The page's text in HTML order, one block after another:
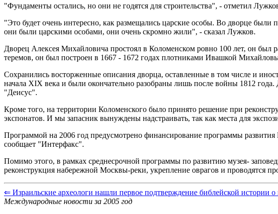
"Фундаменты остались, но они не годятся для строительства", - отметил
"Это будет очень интересно, как размещались царские особы. Во дворце
они были царскими особами, они очень скромно жили", - сказал Лужков.
Дворец Алексея Михайловича простоял в Коломенском ровно 100 лет, он был
теремов, он был построен в 1667 - 1672 годах плотниками Ивашкой
Сохранились восторженные описания дворца, оставленные в том числе и
начала XIX века и были окончательно разобраны лишь после войны 1812
"Деисус".
Кроме того, на территории Коломенского было принято решение при
экспонатов. И мы запасник вынуждены надстраивать, так как места для
Программой на 2006 год предусмотрено финансирование программы
сообщает "Интерфакс".
Помимо этого, в рамках среднесрочной программы по развитию музея-
реконструкция набережной Москвы-реки, укрепление оврагов и проводятся
⇐ Израильские археологи нашли первое подтверждение библейской истории о
Международные новости за 2005 год